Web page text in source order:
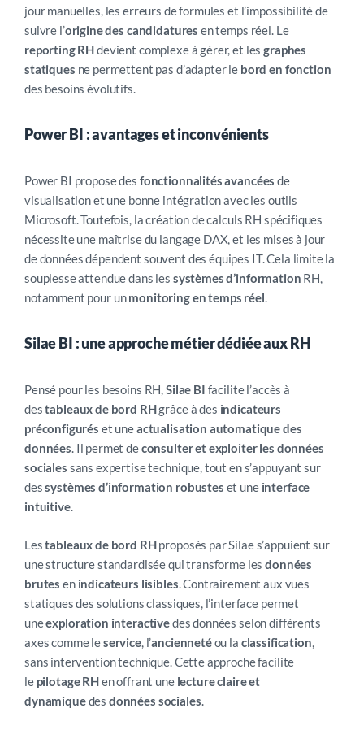
jour manuelles, les erreurs de formules et l’impossibilité de
suivre l’origine des candidatures en temps réel. Le
reporting RHdevient complexe à gérer, et lesgraphes
statiques ne permettent pas d’adapter le bord en fonction
des besoins évolutifs.
Power BI : avantages et inconvénients
Power BI propose des fonctionnalités avancées de
visualisation et une bonne intégration avec les outils
Microsoft. Toutefois, la création de calculs RH spécifiques
nécessite une maîtrise du langage DAX, et les mises à jour
de données dépendent souvent des équipes IT. Cela limite la
souplesse attendue dans les systèmes d’information RH,
notamment pour unmonitoring en temps réel.
Silae BI : une approche métier dédiée aux RH
Pensé pour les besoins RH,Silae BI facilite l’accès à
destableaux de bord RHgrâce à des indicateurs
préconfigurés et uneactualisation automatique des
données. Il permet deconsulter et exploiter les données
sociales sans expertise technique, tout en s’appuyant sur
dessystèmes d’information robustes et une interface
intuitive.
Lestableaux de bord RHproposés par Silae s’appuient sur
une structure standardisée qui transforme lesdonnées
brutes en indicateurs lisibles. Contrairement aux vues
statiques des solutions classiques, l’interface permet
uneexploration interactivedes données selon différents
axes comme leservice, l’anciennetéou la classification,
sans intervention technique. Cette approche facilite
le pilotage RHen offrant une lecture claire et
dynamiquedes données sociales.